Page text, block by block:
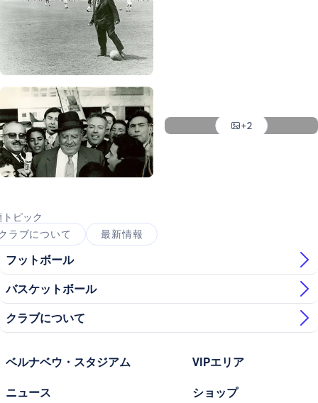
+2
トピック
ラブについて
最新情報
フットボール
バスケットボール
クラブについて
ベルナベウ・スタジアム
ニュース
VIPエリア
ショップ